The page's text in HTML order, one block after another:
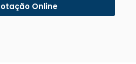
Online